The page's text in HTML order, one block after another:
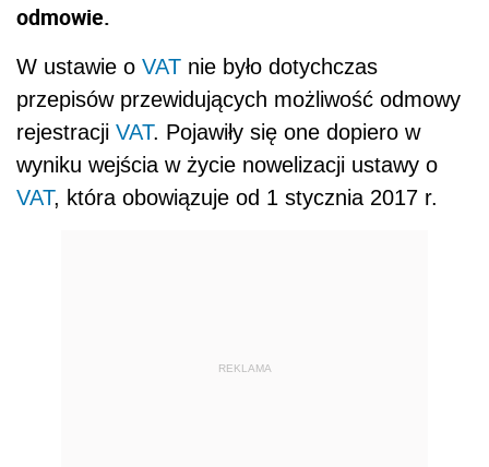
odmowie.
W ustawie o VAT nie było dotychczas
przepisów przewidujących możliwość odmowy
rejestracji VAT. Pojawiły się one dopiero w
wyniku wejścia w życie nowelizacji ustawy o
VAT, która obowiązuje od 1 stycznia 2017 r.
REKLAMA